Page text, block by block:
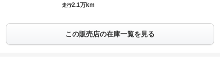
走行2.1万km
この販売店の在庫一覧を見る